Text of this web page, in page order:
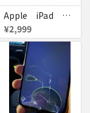
Apple iPad ミニ
¥2,999